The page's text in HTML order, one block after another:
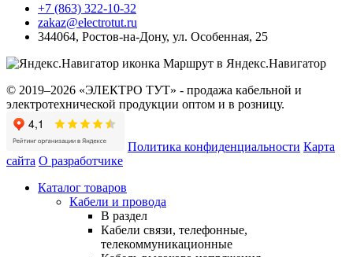
+7 (863) 322-10-32
zakaz@electrotut.ru
344064, Ростов-на-Дону, ул. Особенная, 25
Маршрут в Яндекс.Навигатор
© 2019–2026 «ЭЛЕКТРО ТУТ» - продажа кабельной и
электротехнической продукции оптом и в розницу.
Политика конфиденциальности Карта
сайта О разработчике
Каталог товаров
Кабели и провода
В раздел
Кабели связи, телефонные,
телекоммуникационные